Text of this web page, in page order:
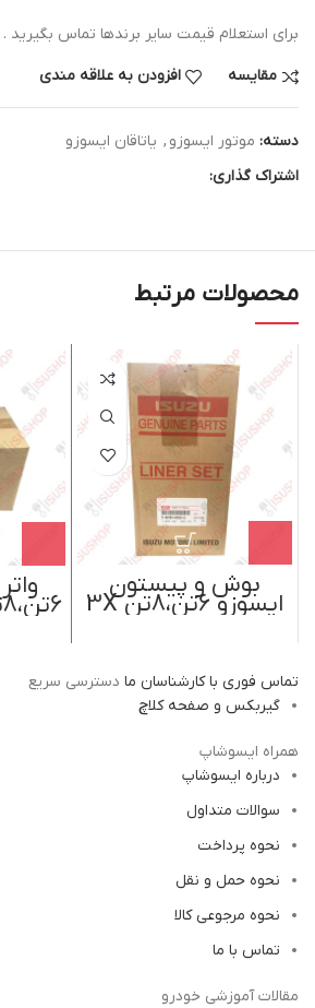
برای استعلام قیمت سایر برندها تماس بگیرید .
مقایسه افزودن به علاقه مندی
دسته: موتور ایسوزو , یاتاقان ایسوزو
اشتراک گذاری:
محصولات مرتبط
بوش و پیستون
ایسوزو 6تن،8تن 3X
رینگ سبز اصل
تماس فوری با کارشناسان ما دسترسی سریع
گیربکس و صفحه کلاچ
همراه ایسوشاپ
درباره ایسوشاپ
سوالات متداول
نحوه پرداخت
نحوه حمل و نقل
نحوه مرجوعی کالا
تماس با ما
مقالات آموزشی خودرو